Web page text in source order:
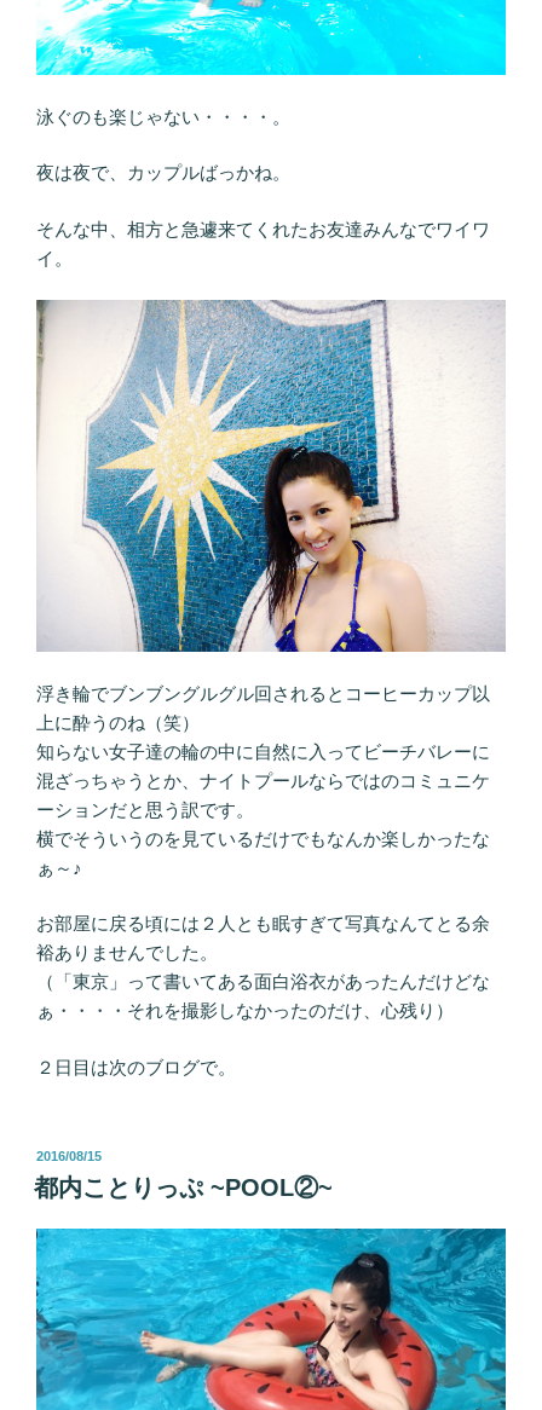
泳ぐのも楽じゃない・・・・。
夜は夜で、カップルばっかね。
そんな中、相方と急遽来てくれたお友達みんなでワイワ
イ。
浮き輪でブンブングルグル回されるとコーヒーカップ以
上に酔うのね（笑）
知らない女子達の輪の中に自然に入ってビーチバレーに
混ざっちゃうとか、ナイトプールならではのコミュニケ
ーションだと思う訳です。
横でそういうのを見ているだけでもなんか楽しかったな
ぁ～♪
お部屋に戻る頃には２人とも眠すぎて写真なんてとる余
裕ありませんでした。
（「東京」って書いてある面白浴衣があったんだけどな
ぁ・・・・それを撮影しなかったのだけ、心残り）
２日目は次のブログで。
投
稿
日:
2016/08/15
都内ことりっぷ ~POOL②~